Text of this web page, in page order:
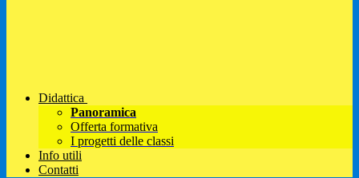
Didattica
Panoramica
Offerta formativa
I progetti delle classi
Info utili
Contatti